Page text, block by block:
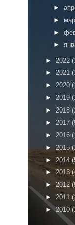
►
►
►
►
► 2022
► 2021
► 2020
► 2019
► 2018
► 2017
► 2016
► 2015
► 2014
► 2013
►2012
► 2011
►2010